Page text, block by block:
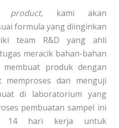
product, kami akan
formula yang diinginkan
team R&D yang ahli
meracik bahan-bahan
produk dengan
dan menguji
di laboratorium yang
pembuatan sampel ini
14 hari kerja untuk